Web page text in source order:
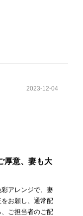
2023-12-04
厚意、妻も大
アレンジで、妻
お願し、通常配
ご担当者のご配